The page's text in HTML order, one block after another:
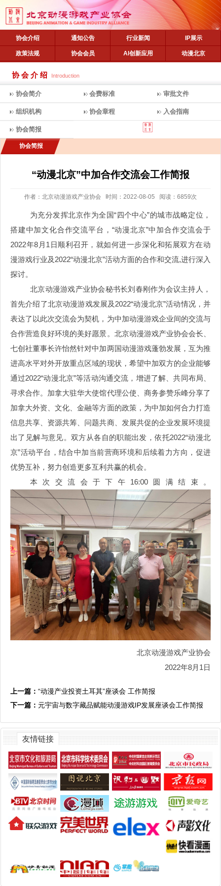
协会介绍 通知公告 行业新闻 IP展示
政策法规 协会会员 AI创新应用 动漫北京
协会介绍 Introduction
协会简介 会费标准 审批文件
组织机构 协会章程 入会指南
协会简报
协会简报
“动漫北京”中加合作交流会工作简报
作者：北京动漫游戏产业协会 时间：2022-08-05 阅读：6859次
为充分发挥北京作为全国“四个中心”的城市战略定位，
搭建中加文化合作交流平台，“动漫北京”中加合作交流会于
2022年8月1日顺利召开，就如何进一步深化和拓展双方在动
漫游戏行业及2022“动漫北京”活动方面的合作和交流,进行深入
探讨。
北京动漫游戏产业协会秘书长刘春刚作为会议主持人，
首先介绍了北京动漫游戏发展及2022“动漫北京”活动情况，并
表达了以此次交流会为契机，为中加动漫游戏企业间的交流与
合作营造良好环境的美好愿景。北京动漫游戏产业协会会长、
七创社董事长许怡然针对中加两国动漫游戏蓬勃发展，互为推
进高水平对外开放重点区域的现状，希望中加双方的企业能够
通过2022“动漫北京”等活动沟通交流，增进了解、共同布局、
寻求合作。加拿大驻华大使馆代理公使、商务参赞乐峰分享了
加拿大外资、文化、金融等方面的政策，为中加如何合力打造
信息共享、资源共筹、问题共商、发展共促的企业发展环境提
出了见解与意见。双方从各自的职能出发，依托2022“动漫北
京”活动平台，结合中加当前营商环境和后续着力方向，促进
优势互补，努力创造更多互利共赢的机会。
本次交流会于下午 16:00圆满结束。
北京动漫游戏产业协会
2022年8月1日
上一篇： “动漫产业投资土耳其”座谈会 工作简报
下一篇： 元宇宙与数字藏品赋能动漫游戏IP发展座谈会工作简报
友情链接